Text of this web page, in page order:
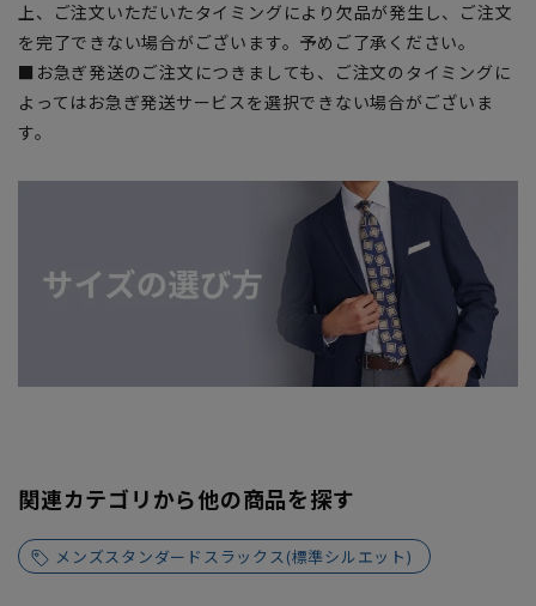
上、ご注文いただいたタイミングにより欠品が発生し、ご注文
を完了できない場合がございます。予めご了承ください。
■お急ぎ発送のご注文につきましても、ご注文のタイミングに
よってはお急ぎ発送サービスを選択できない場合がございま
す。
関連カテゴリから他の商品を探す
メンズスタンダードスラックス(標準シルエット)